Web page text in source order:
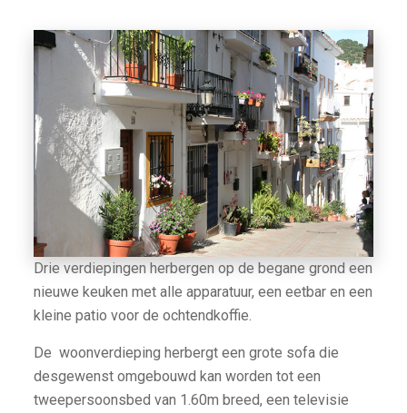
Drie verdiepingen herbergen op de begane grond een
nieuwe keuken met alle apparatuur, een eetbar en een
kleine patio voor de ochtendkoffie.
De woonverdieping herbergt een grote sofa die
desgewenst omgebouwd kan worden tot een
tweepersoonsbed van 1.60m breed, een televisie